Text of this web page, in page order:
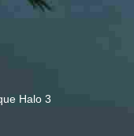
Halo 3